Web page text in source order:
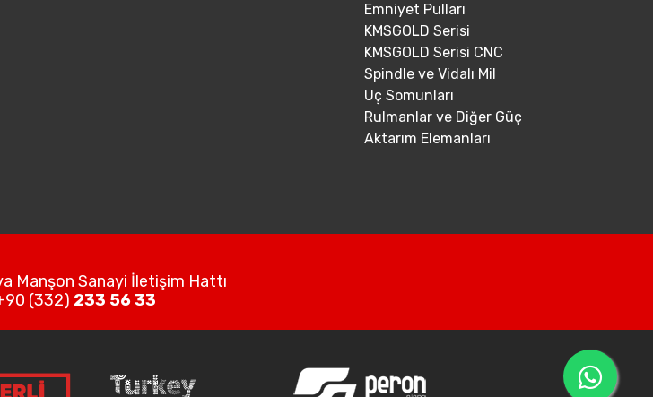
Emniyet Pulları
KMSGOLD Serisi
KMSGOLD Serisi CNC
Spindle ve Vidalı Mil
Uç Somunları
Rulmanlar ve Diğer Güç
Aktarım Elemanları
Manşon Sanayi İletişim Hattı
(332) 233 56 33